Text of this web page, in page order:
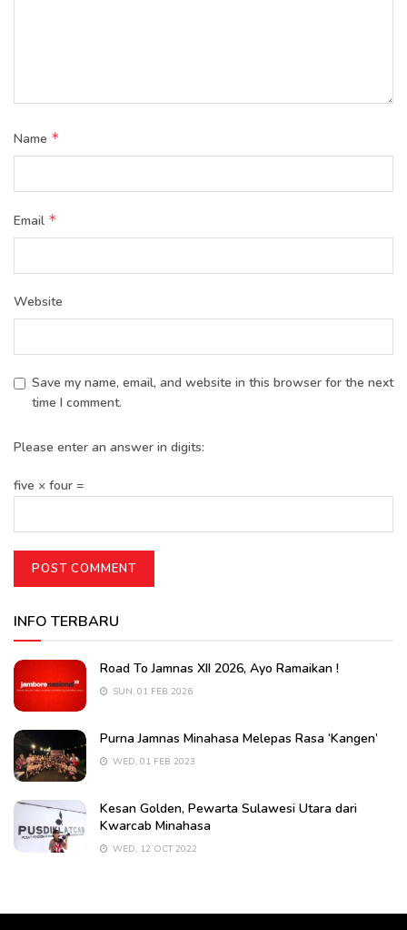
Name *
Email *
Website
Save my name, email, and website in this browser for the next
time I comment.
Please enter an answer in digits:
five × four =
INFO TERBARU
Road To Jamnas XII 2026, Ayo Ramaikan !
SUN, 01 FEB 2026
Purna Jamnas Minahasa Melepas Rasa ‘Kangen’
WED, 01 FEB 2023
Kesan Golden, Pewarta Sulawesi Utara dari
Kwarcab Minahasa
WED, 12 OCT 2022